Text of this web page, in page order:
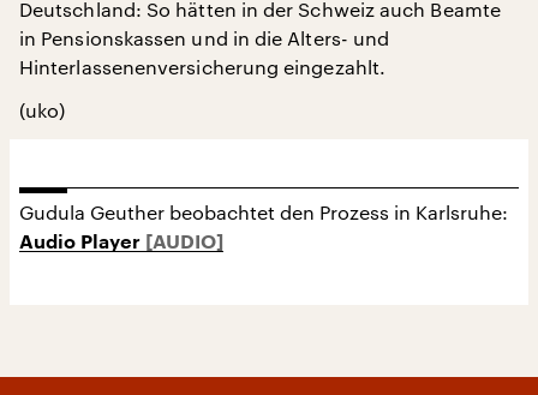
Deutschland: So hätten in der Schweiz auch Beamte
in Pensionskassen und in die Alters- und
Hinterlassenenversicherung eingezahlt.
(uko)
Gudula Geuther beobachtet den Prozess in Karlsruhe:
Audio Player